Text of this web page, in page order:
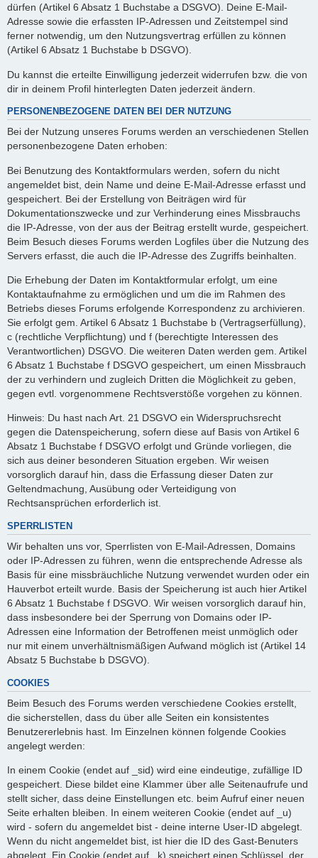
dürfen (Artikel 6 Absatz 1 Buchstabe a DSGVO). Deine E-Mail-
Adresse sowie die erfassten IP-Adressen und Zeitstempel sind
ferner notwendig, um den Nutzungsvertrag erfüllen zu können
(Artikel 6 Absatz 1 Buchstabe b DSGVO).
Du kannst die erteilte Einwilligung jederzeit widerrufen bzw. die von
dir in deinem Profil hinterlegten Daten jederzeit ändern.
PERSONENBEZOGENE DATEN BEI DER NUTZUNG
Bei der Nutzung unseres Forums werden an verschiedenen Stellen
personenbezogene Daten erhoben:
Bei Benutzung des Kontaktformulars werden, sofern du nicht
angemeldet bist, dein Name und deine E-Mail-Adresse erfasst und
gespeichert. Bei der Erstellung von Beiträgen wird für
Dokumentationszwecke und zur Verhinderung eines Missbrauchs
die IP-Adresse, von der aus der Beitrag erstellt wurde, gespeichert.
Beim Besuch dieses Forums werden Logfiles über die Nutzung des
Servers erfasst, die auch die IP-Adresse des Zugriffs beinhalten.
Die Erhebung der Daten im Kontaktformular erfolgt, um eine
Kontaktaufnahme zu ermöglichen und um die im Rahmen des
Betriebs dieses Forums erfolgende Korrespondenz zu archivieren.
Sie erfolgt gem. Artikel 6 Absatz 1 Buchstabe b (Vertragserfüllung),
c (rechtliche Verpflichtung) und f (berechtigte Interessen des
Verantwortlichen) DSGVO. Die weiteren Daten werden gem. Artikel
6 Absatz 1 Buchstabe f DSGVO gespeichert, um einen Missbrauch
der zu verhindern und zugleich Dritten die Möglichkeit zu geben,
gegen evtl. vorgenommene Rechtsverstöße vorgehen zu können.
Hinweis: Du hast nach Art. 21 DSGVO ein Widerspruchsrecht
gegen die Datenspeicherung, sofern diese auf Basis von Artikel 6
Absatz 1 Buchstabe f DSGVO erfolgt und Gründe vorliegen, die
sich aus deiner besonderen Situation ergeben. Wir weisen
vorsorglich darauf hin, dass die Erfassung dieser Daten zur
Geltendmachung, Ausübung oder Verteidigung von
Rechtsansprüchen erforderlich ist.
SPERRLISTEN
Wir behalten uns vor, Sperrlisten von E-Mail-Adressen, Domains
oder IP-Adressen zu führen, wenn die entsprechende Adresse als
Basis für eine missbräuchliche Nutzung verwendet wurden oder ein
Hauverbot erteilt wurde. Basis der Speicherung ist auch hier Artikel
6 Absatz 1 Buchstabe f DSGVO. Wir weisen vorsorglich darauf hin,
dass insbesondere bei der Sperrung von Domains oder IP-
Adressen eine Information der Betroffenen meist unmöglich oder
nur mit einem unverhältnismäßigen Aufwand möglich ist (Artikel 14
Absatz 5 Buchstabe b DSGVO).
COOKIES
Beim Besuch des Forums werden verschiedene Cookies erstellt,
die sicherstellen, dass du über alle Seiten ein konsistentes
Benutzererlebnis hast. Im Einzelnen können folgende Cookies
angelegt werden:
In einem Cookie (endet auf _sid) wird eine eindeutige, zufällige ID
gespeichert. Diese bildet eine Klammer über alle Seitenaufrufe und
stellt sicher, dass deine Einstellungen etc. beim Aufruf einer neuen
Seite erhalten bleiben. In einem weiteren Cookie (endet auf _u)
wird - sofern du angemeldet bist - deine interne User-ID abgelegt.
Wenn du nicht angemeldet bist, ist hier die ID des Gast-Benuters
abgelegt. Ein Cookie (endet auf _k) speichert einen Schlüssel, der